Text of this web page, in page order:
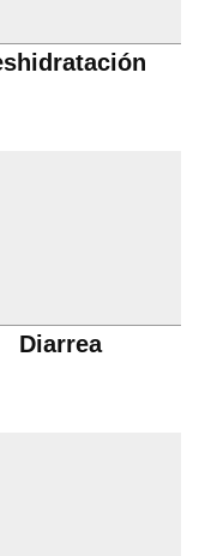
Diarrea